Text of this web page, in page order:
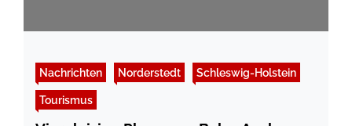
Nachrichten Norderstedt Schleswig-Holstein
Tourismus